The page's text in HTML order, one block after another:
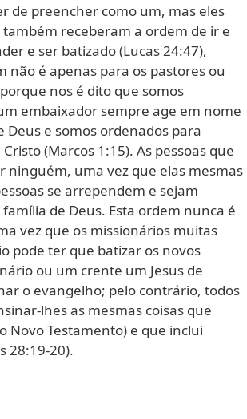
de preencher como um, mas eles
receberam a ordem de ir e
e ser batizado (Lucas 24:47),
não é apenas para os pastores ou
nos é dito que somos
embaixador sempre age em nome
Deus e somos ordenados para
(Marcos 1:15). As pessoas que
ninguém, uma vez que elas mesmas
se arrependem e sejam
de Deus. Esta ordem nunca é
vez que os missionários muitas
pode ter que batizar os novos
ou um crente um Jesus de
o evangelho; pelo contrário, todos
lhes as mesmas coisas que
Novo Testamento) e que inclui
28:19-20).